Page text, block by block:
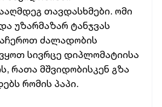
თავდასხმები. ომი
უზარმაზარ ტანჯვას
ძალადობის
სივრცე დიპლომატიისა
რათა მშვიდობისკენ გზა
რომის პაპი.